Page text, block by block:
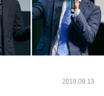
2018.09.13